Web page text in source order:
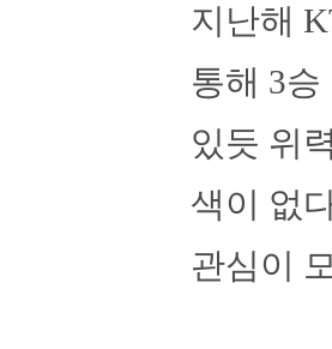
지난해
통해 3
있듯 위
색이 없
관심이